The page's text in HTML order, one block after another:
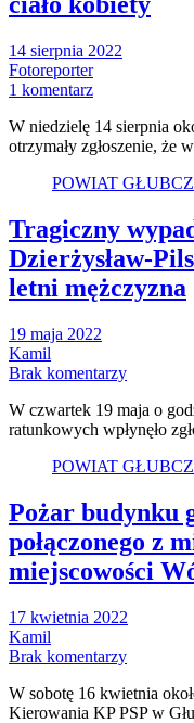
14 sierpnia 2022
Fotoreporter
1 komentarz
W niedzielę 14 sierpnia
otrzymały zgłoszenie,
POWIAT
Tragiczny
Dzierżysław-
letni mężczyzna
19 maja 2022
Kamil
Brak komentarzy
W czwartek 19 maja o
ratunkowych wpłynęło
POWIAT
Pożar budynku
połączonego z
miejscowości
17 kwietnia 2022
Kamil
Brak komentarzy
W sobotę 16 kwietnia
Kierowania KP PSP w